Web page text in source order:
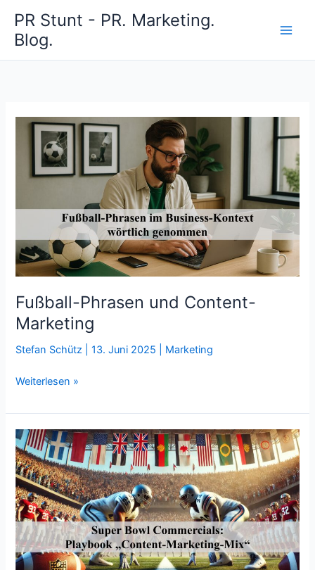
Inhalt
springen
PR Stunt - PR. Marketing.
Blog.
Fußball-Phrasen und Content-
Marketing
Stefan Schütz |13. Juni 2025 Marketing
Fußball-
und
Content-
Marketing
Weiterlesen »